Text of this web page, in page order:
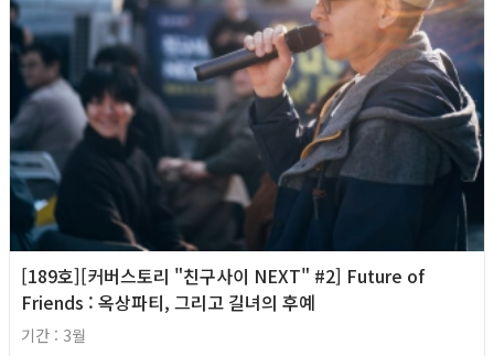
[189호][커버스토리 "친구사이 NEXT" #2] Future of
Friends : 옥상파티, 그리고 길녀의 후예
기간 : 3월